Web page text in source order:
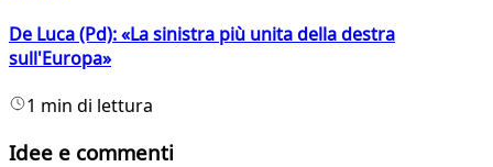
De Luca (Pd): «La sinistra più unita della destra
sull'Europa»
1 min di lettura
Idee e commenti